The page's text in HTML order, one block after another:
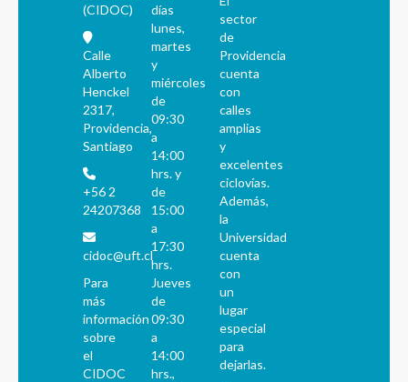
(CIDOC)
Calle
Alberto
Henckel
2317,
Providencia,
Santiago
+56 2
24207368
cidoc@uft.cl
Para
más
información
sobre
el
CIDOC
días
lunes,
martes
y
miércoles
de
09:30
a
14:00
hrs. y
de
15:00
a
17:30
hrs.
Jueves
de
09:30
a
14:00
hrs.,
sector
de
Providencia
cuenta
con
calles
amplias
y
excelentes
ciclovías.
Además,
la
Universidad
cuenta
con
un
lugar
especial
para
dejarlas.